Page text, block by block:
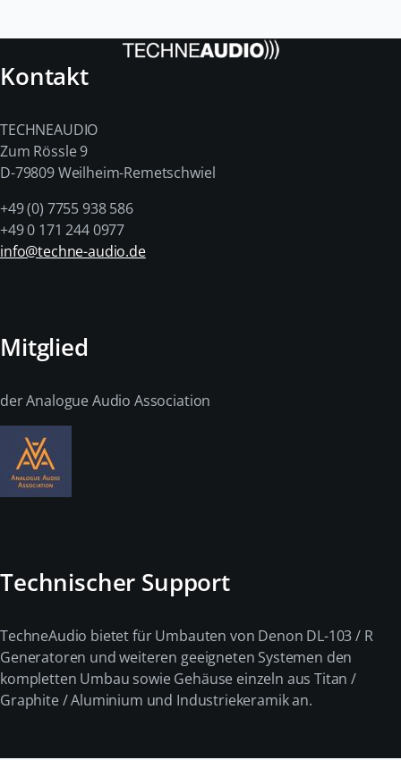
Kontakt
TECHNEAUDIO
Zum Rössle 9
D-79809 Weilheim-Remetschwiel
+49 (0) 7755 938 586
+49 0 171 244 0977
info@techne-audio.de
Mitglied
der Analogue Audio Association
Technischer Support
TechneAudio bietet für Umbauten von Denon DL-103 / R
Generatoren und weiteren geeigneten Systemen den
kompletten Umbau sowie Gehäuse einzeln aus Titan /
Graphite / Aluminium und Industriekeramik an.